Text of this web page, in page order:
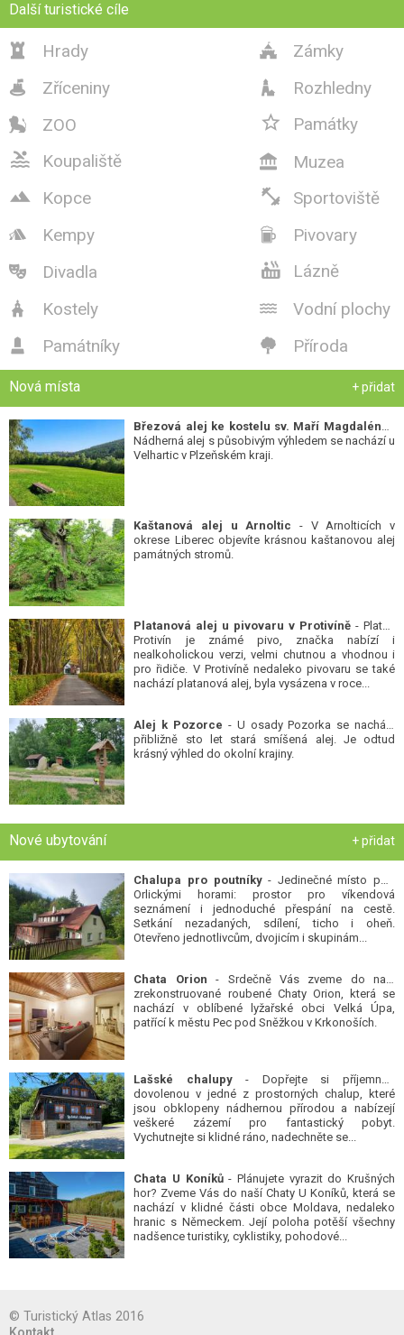
Další turistické cíle
 Hrady  Zámky
 Zříceniny  Rozhledny
 ZOO  Památky
 Koupaliště  Muzea
 Kopce  Sportoviště
 Kempy  Pivovary
 Divadla  Lázně
 Kostely  Vodní plochy
 Památníky  Příroda
Nová místa + přidat
Březová alej ke kostelu sv. Maří Magdalény-
Nádherná alej s působivým výhledem se nachází u
Velhartic v Plzeňském kraji.
Kaštanová alej u Arnoltic - V Arnolticích v
okrese Liberec objevíte krásnou kaštanovou alej
památných stromů.
Platanová alej u pivovaru v Protivíně - Platan
Protivín je známé pivo, značka nabízí i
nealkoholickou verzi, velmi chutnou a vhodnou i
pro řidiče. V Protivíně nedaleko pivovaru se také
nachází platanová alej, byla vysázena v roce...
Alej k Pozorce - U osady Pozorka se nachází
přibližně sto let stará smíšená alej. Je odtud
krásný výhled do okolní krajiny.
Nové ubytování + přidat
Chalupa pro poutníky- Jedinečné místo pod
Orlickými horami: prostor pro víkendová
seznámení i jednoduché přespání na cestě.
Setkání nezadaných, sdílení, ticho i oheň.
Otevřeno jednotlivcům, dvojicím i skupinám...
Chata Orion - Srdečně Vás zveme do naší
zrekonstruované roubené Chaty Orion, která se
nachází v oblíbené lyžařské obci Velká Úpa,
patřící k městu Pec pod Sněžkou v Krkonoších.
Lašské chalupy- Dopřejte si příjemnou
dovolenou v jedné z prostorných chalup, které
jsou obklopeny nádhernou přírodou a nabízejí
veškeré zázemí pro fantastický pobyt.
Vychutnejte si klidné ráno, nadechněte se...
Chata U Koníků- Plánujete vyrazit do Krušných
hor? Zveme Vás do naší Chaty U Koníků, která se
nachází v klidné části obce Moldava, nedaleko
hranic s Německem. Její poloha potěší všechny
nadšence turistiky, cyklistiky, pohodové...
© Turistický Atlas 2016